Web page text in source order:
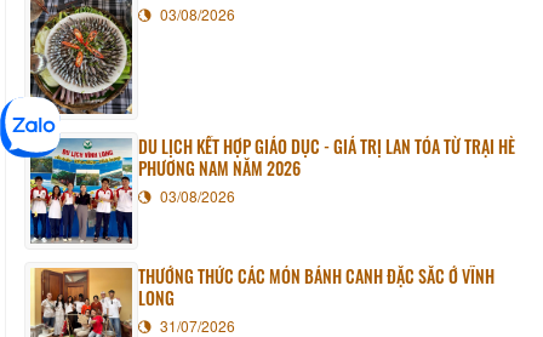
03/08/2026
DU LỊCH KẾT HỢP GIÁO DỤC - GIÁ TRỊ LAN TỎA TỪ TRẠI HÈ
PHƯƠNG NAM NĂM 2026
03/08/2026
THƯỞNG THỨC CÁC MÓN BÁNH CANH ĐẶC SẮC Ở VĨNH
LONG
31/07/2026